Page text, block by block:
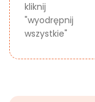
kliknij
"wyodrępnij
wszystkie"